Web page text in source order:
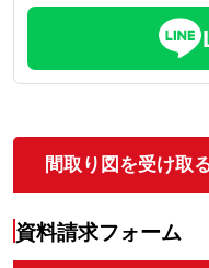
間取り図を受け取
資料請求フォーム